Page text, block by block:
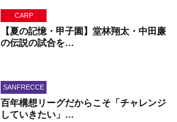
CARP
【夏の記憶・甲子園】堂林翔太・中田廉
の伝説の試合を…
SANFRECCE
百年構想リーグだからこそ「チャレンジ
していきたい」…